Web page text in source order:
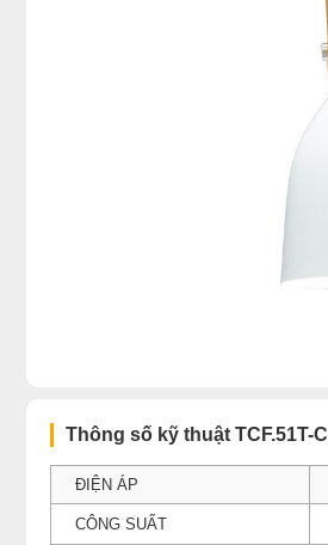
Thông số kỹ thuật TCF.51T-C
ĐIỆN ÁP
CÔNG SUẤT